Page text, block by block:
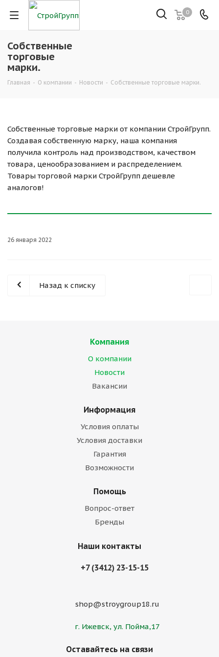
0
Собственные
торговые
марки.
Главная - О компании - Новости - Собственные торговые марки.
Собственные торговые марки от компании СтройГрупп.
Создавая собственную марку, наша компания
получила контроль над производством, качеством
товара, ценообразованием и распределением.
Товары торговой марки СтройГрупп дешевле
аналогов!
26 января 2022
Назад к списку
Компания
О компании
Новости
Вакансии
Информация
Условия оплаты
Условия доставки
Гарантия
Возможности
Помощь
Вопрос-ответ
Бренды
Наши контакты
+7 (3412) 23-15-15
shop@stroygroup18.ru
г. Ижевск, ул. Пойма,17
Оставайтесь на связи